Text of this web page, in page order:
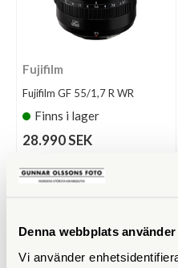
Denna webbplats
Vi använder
Fujifilm
Fujifilm GF 55/1,7 R WR
Finns i lager
28.990 SEK
KÖP